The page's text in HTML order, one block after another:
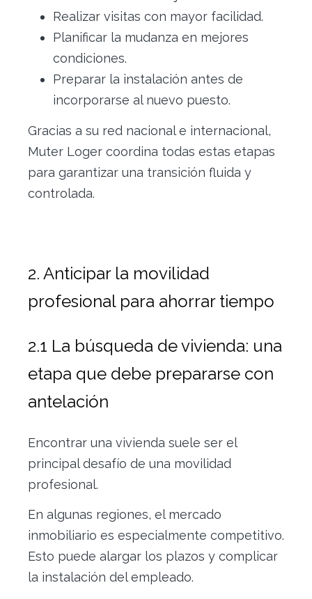
Realizar visitas con mayor facilidad.
Planificar la mudanza en mejores
condiciones.
Preparar la instalación antes de
incorporarse al nuevo puesto.
Gracias a su red nacional e internacional,
Muter Loger coordina todas estas etapas
para garantizar una transición fluida y
controlada.
2. Anticipar la movilidad
profesional para ahorrar tiempo
2.1 La búsqueda de vivienda: una
etapa que debe prepararse con
antelación
Encontrar una vivienda suele ser el
principal desafío de una movilidad
profesional.
En algunas regiones, el mercado
inmobiliario es especialmente competitivo.
Esto puede alargar los plazos y complicar
la instalación del empleado.